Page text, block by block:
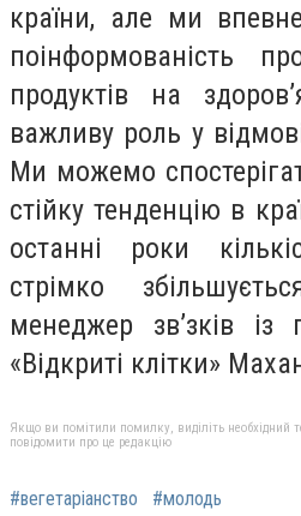
країни, але ми
поінформованість
продуктів на
важливу роль у
Ми можемо
стійку тенденцію в
останні роки
стрімко
менеджер зв’зків із
«Відкриті клітки»
Якщо ви помітили помилку, виділіть необхідний
повідомити про це редакцію
#вегетаріанство #молодь